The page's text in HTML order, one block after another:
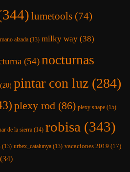
lumetools (74)
mano alzada (13) milky way (38)
(54)nocturnas
(20) pintar con luz (284)
plexy rod (86) plexy shape (15)
de la sierra (14) robisa (343)
(13) urbex_catalunya (13) vacaciones 2019 (17)
(34)